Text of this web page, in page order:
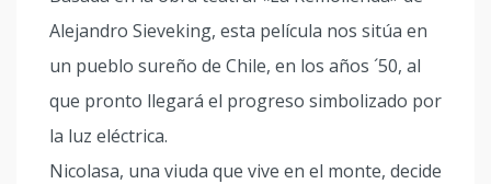
Alejandro Sieveking, esta película nos sitúa en
un pueblo sureño de Chile, en los años ´50, al
que pronto llegará el progreso simbolizado por
la luz eléctrica.
Nicolasa, una viuda que vive en el monte, decide